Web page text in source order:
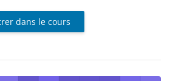
dans le cours